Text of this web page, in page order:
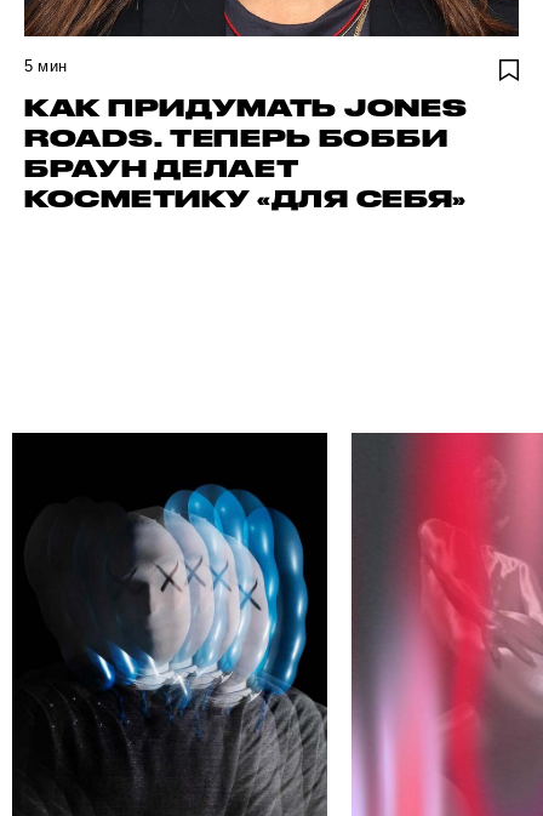
5 мин
КАК ПРИДУМАТЬ JONES
ROADS. ТЕПЕРЬ БОББИ
БРАУН ДЕЛАЕТ
КОСМЕТИКУ «ДЛЯ СЕБЯ»